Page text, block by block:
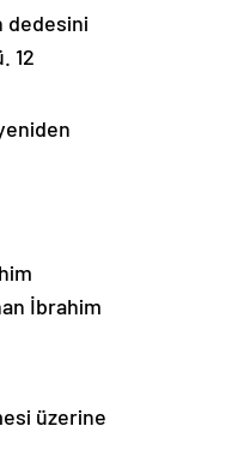
dedesini
12
İbrahim
üzerine